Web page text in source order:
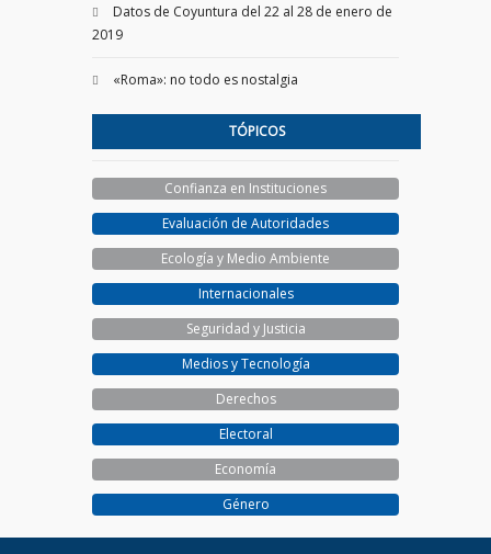
Datos de Coyuntura del 22 al 28 de enero de
2019
«Roma»: no todo es nostalgia
TÓPICOS
Confianza en Instituciones
Evaluación de Autoridades
Ecología y Medio Ambiente
Internacionales
Seguridad y Justicia
Medios y Tecnología
Derechos
Electoral
Economía
Género